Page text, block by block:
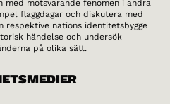
med motsvarande fenomen i andra
flaggdagar och diskutera med
respektive nations identitetsbygge
händelse och undersök
på olika sätt.